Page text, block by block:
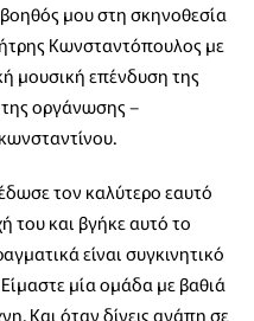
μου στη σκηνοθεσία
Κωνσταντόπουλος με
μουσική επένδυση της
οργάνωσης –
τον καλύτερο εαυτό
του και βγήκε αυτό το
είναι συγκινητικό
μία ομάδα με βαθιά
Και όταν δίνεις αγάπη σε